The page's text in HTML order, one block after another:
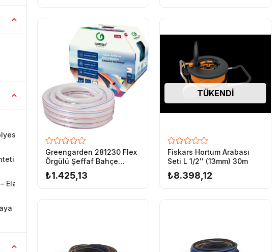
Örgü Katmanlı – Hafif Esnek Yapılı
İplik Örgü Takviyeli – Güneş Işınlarına Karşı Korumalı – Elastik Alt Katmanlı
Elastik Alt Katman – Sentetik İplik Örgü Takviyeli – Güneş Işınlarını Geçirmez
Dayanıklı – Hafif Kolay Taşınabilir – UV Koruma Katmanlı
Greengarden 281230 Flex
Örgülü Şeffaf Bahçe
Hortumu 1/2-30 mt
₺1.425,13
TÜKENDI
Fiskars Hortum Arabası
Seti L 1/2'' (13mm) 30m
₺8.398,12